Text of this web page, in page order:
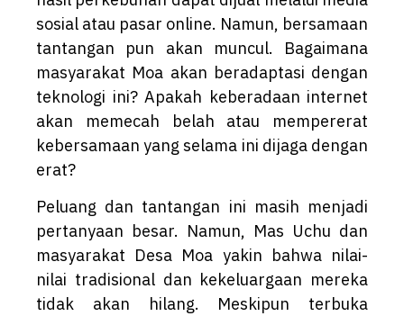
sosial atau pasar online. Namun, bersamaan
tantangan pun akan muncul. Bagaimana
masyarakat Moa akan beradaptasi dengan
teknologi ini? Apakah keberadaan internet
akan memecah belah atau mempererat
kebersamaan yang selama ini dijaga dengan
erat?
Peluang dan tantangan ini masih menjadi
pertanyaan besar. Namun, Mas Uchu dan
masyarakat Desa Moa yakin bahwa nilai-
nilai tradisional dan kekeluargaan mereka
tidak akan hilang. Meskipun terbuka